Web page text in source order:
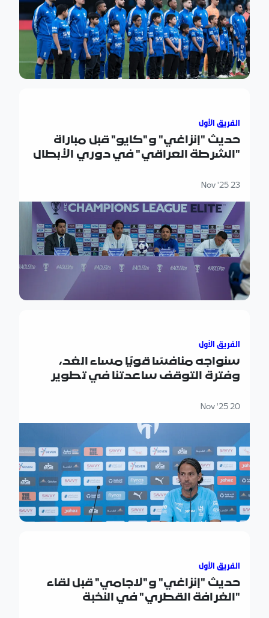
الفريق الأول
حديث "إنزاغي" و"كايو" قبل مباراة
"الشرطة العراقي" في دوري الأبطال
23 Nov '25
الفريق الأول
سنواجه منافسًا قويًا مساء الغد،
وفترة التوقف ساعدتنا في تطوير
مواجهة فريق "الفتح"
20 Nov '25
الفريق الأول
حديث "إنزاغي" و"لاجامي" قبل لقاء
"الغرافة القطري" في النخبة